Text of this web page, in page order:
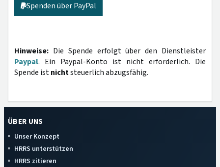
Spenden über PayPal
Hinweise: Die Spende erfolgt über den Dienstleister
Paypal. Ein Paypal-Konto ist nicht erforderlich. Die
Spende istnichtsteuerlich abzugsfähig.
ÜBER UNS
Unser Konzept
HRRS unterstützen
HRRS zitieren